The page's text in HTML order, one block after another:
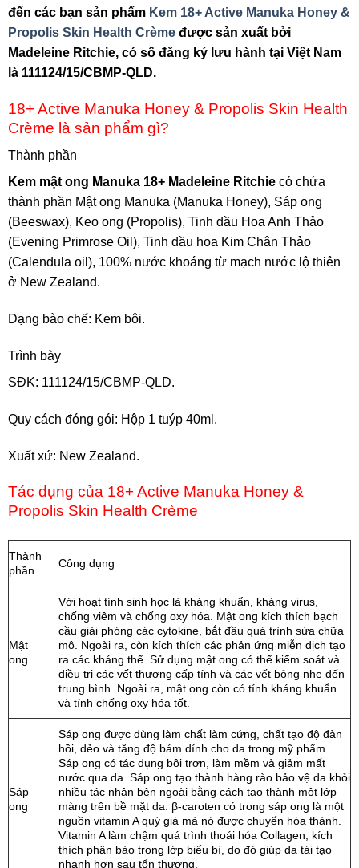
đến các bạn sản phẩm Kem 18+ Active Manuka Honey &
Propolis Skin Health Crème được sản xuất bởi
Madeleine Ritchie, có số đăng ký lưu hành tại Việt Nam
là 111124/15/CBMP-QLD.
18+ Active Manuka Honey & Propolis Skin Health
Crème là sản phẩm gì?
Thành phần
Kem mật ong Manuka 18+ Madeleine Ritchie có chứa
thành phần Mật ong Manuka (Manuka Honey), Sáp ong
(Beeswax), Keo ong (Propolis), Tinh dầu Hoa Anh Thảo
(Evening Primrose Oil), Tinh dầu hoa Kim Chân Thảo
(Calendula oil), 100% nước khoáng từ mạch nước lộ thiên
ở New Zealand.
Dạng bào chế: Kem bôi.
Trình bày
SĐK: 111124/15/CBMP-QLD.
Quy cách đóng gói: Hộp 1 tuýp 40ml.
Xuất xứ: New Zealand.
Tác dụng của 18+ Active Manuka Honey &
Propolis Skin Health Crème
Thành
phần
Công dụng
Mật
ong
Với hoạt tính sinh học là kháng khuẩn, kháng virus,
chống viêm và chống oxy hóa. Mật ong kích thích bạch
cầu giải phóng các cytokine, bắt đầu quá trình sửa chữa
mô. Ngoài ra, còn kích thích các phản ứng miễn dịch tạo
ra các kháng thể. Sử dụng mật ong có thể kiểm soát và
điều trị các vết thương cấp tính và các vết bỏng nhẹ đến
trung bình. Ngoài ra, mật ong còn có tính kháng khuẩn
và tính chống oxy hóa tốt.
Sáp
ong
Sáp ong được dùng làm chất làm cứng, chất tạo độ đàn
hồi, dẻo và tăng độ bám dính cho da trong mỹ phẩm.
Sáp ong có tác dụng bôi trơn, làm mềm và giảm mất
nước qua da. Sáp ong tạo thành hàng rào bảo vệ da khỏi
nhiều tác nhân bên ngoài bằng cách tạo thành một lớp
màng trên bề mặt da. β-caroten có trong sáp ong là một
nguồn vitamin A quý giá mà nó được chuyển hóa thành.
Vitamin A làm chậm quá trình thoái hóa Collagen, kích
thích phân bào trong lớp biểu bì, do đó giúp da tái tạo
nhanh hơn sau tổn thương.